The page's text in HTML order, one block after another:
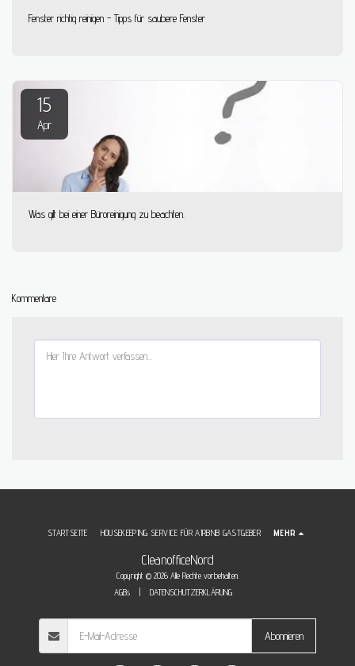
Fenster richtig reinigen - Tipps für saubere Fenster
15
Apr
Was gilt bei einer Büroreinigung zu beachten.
Kommentare
CleanofficeNord
Copyright © 2026 Alle Rechte vorbehalten.
AGBs| DATENSCHUTZERKLÄRUNG
STARTSEITE HOUSEKEEPING SERVICE FÜR AIRBNB GASTGEBER MEHR
Abonnieren